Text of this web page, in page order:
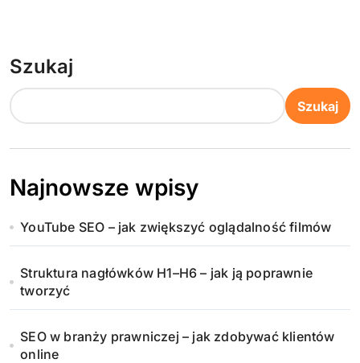
Szukaj
Szukaj
Najnowsze wpisy
YouTube SEO – jak zwiększyć oglądalność filmów
Struktura nagłówków H1–H6 – jak ją poprawnie
tworzyć
SEO w branży prawniczej – jak zdobywać klientów
online